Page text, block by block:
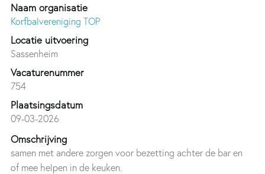
Naam organisatie
Korfbalvereniging TOP
Locatie uitvoering
Sassenheim
Vacaturenummer
754
Plaatsingsdatum
09-03-2026
Omschrijving
samen met andere zorgen voor bezetting achter de bar en
of mee helpen in de keuken.